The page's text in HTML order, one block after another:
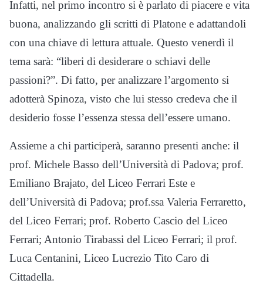
Infatti, nel primo incontro si è parlato di piacere e vita
buona, analizzando gli scritti di Platone e adattandoli
con una chiave di lettura attuale. Questo venerdì il
tema sarà: “liberi di desiderare o schiavi delle
passioni?”. Di fatto, per analizzare l’argomento si
adotterà Spinoza, visto che lui stesso credeva che il
desiderio fosse l’essenza stessa dell’essere umano.
Assieme a chi participerà, saranno presenti anche: il
prof. Michele Basso dell’Università di Padova; prof.
Emiliano Brajato, del Liceo Ferrari Este e
dell’Università di Padova; prof.ssa Valeria Ferraretto,
del Liceo Ferrari; prof. Roberto Cascio del Liceo
Ferrari; Antonio Tirabassi del Liceo Ferrari; il prof.
Luca Centanini, Liceo Lucrezio Tito Caro di
Cittadella.